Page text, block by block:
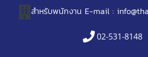
สำหรับพนักงาน E-mail :
02-531-8148